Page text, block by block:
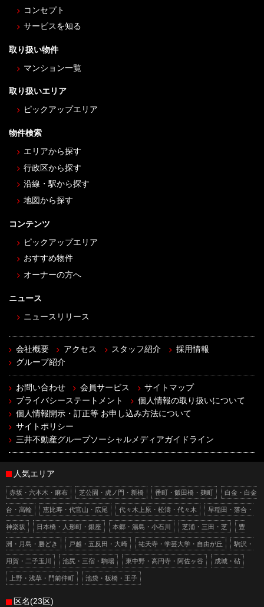
コンセプト
サービスを知る
取り扱い物件
マンション一覧
取り扱いエリア
ピックアップエリア
物件検索
エリアから探す
行政区から探す
沿線・駅から探す
地図から探す
コンテンツ
ピックアップエリア
おすすめ物件
オーナーの方へ
ニュース
ニュースリリース
会社概要 アクセス スタッフ紹介
採用情報
グループ紹介
お問い合わせ 会員サービス
サイトマップ
プライバシーステートメント
個人情報の取り扱いについて
個人情報開示・訂正等 お申し込み方法について
サイトポリシー
三井不動産グループソーシャルメディアガイドライン
人気エリア
赤坂・六本木・麻布 芝公園・虎ノ門・新橋 番町・飯田橋・麹町 白金・白金
台・高輪 恵比寿・代官山・広尾 代々木上原・松濤・代々木 早稲田・落合・
神楽坂 日本橋・人形町・銀座 本郷・湯島・小石川 芝浦・三田・芝 豊
洲・月島・勝どき 戸越・五反田・大崎 祐天寺・学芸大学・自由が丘 駒沢・
用賀・二子玉川 池尻・三宿・駒場 東中野・高円寺・阿佐ヶ谷 成城・砧
上野・浅草・門前仲町 池袋・板橋・王子
区名(23区)